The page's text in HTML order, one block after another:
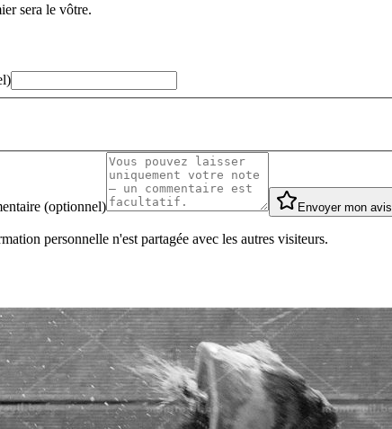
sera le vôtre.
(optionnel) Envoyer mon avis
personnelle n'est partagée avec les autres visiteurs.